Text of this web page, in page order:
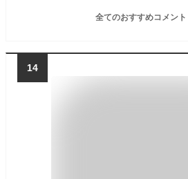
全てのおすすめコメント
14